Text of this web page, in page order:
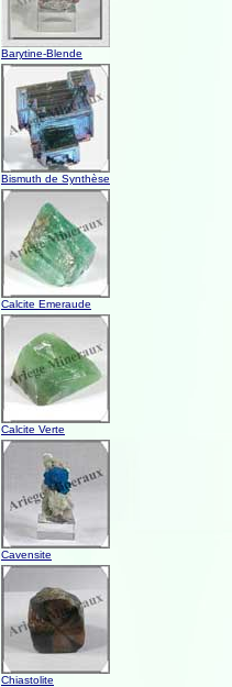
Barytine-Blende
Bismuth de Synthèse
Calcite Emeraude
Calcite Verte
Cavensite
Chiastolite